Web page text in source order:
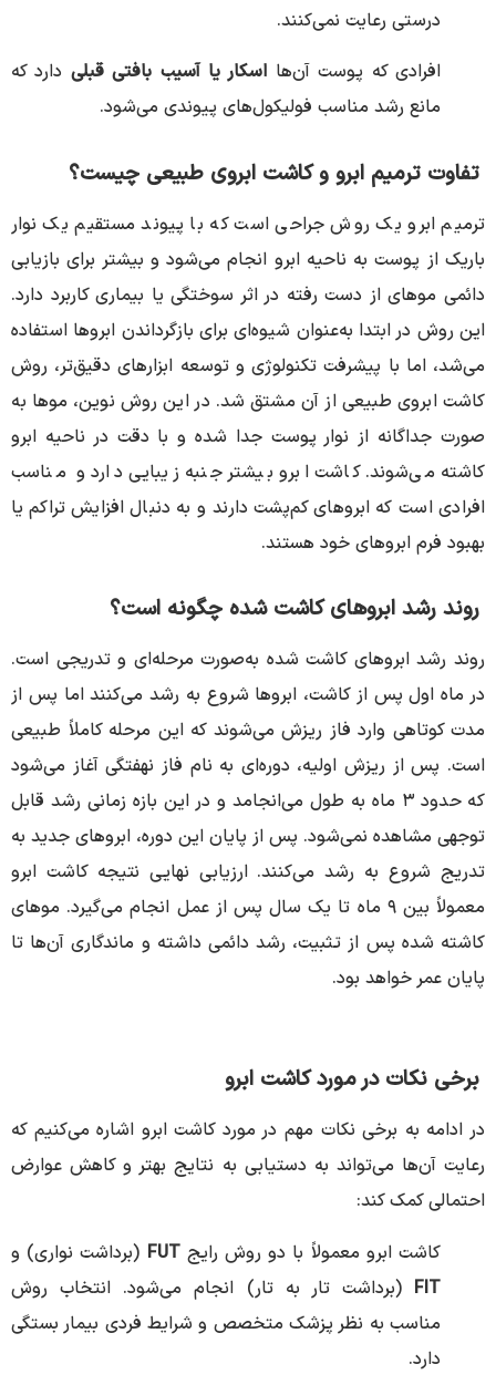
درستی رعایت نمی‌کنند.
افرادی که پوست آن‌ها اسکار یا آسیب بافتی قبلی دارد که
مانع رشد مناسب فولیکول‌های پیوندی می‌شود.
تفاوت ترمیم ابرو و کاشت ابروی طبیعی چیست؟
ترمیم ابرو یک روش جراحی است که با پیوند مستقیم یک نوار
باریک از پوست به ناحیه ابرو انجام می‌شود و بیشتر برای بازیابی
دائمی موهای از دست رفته در اثر سوختگی یا بیماری کاربرد دارد.
این روش در ابتدا به‌عنوان شیوه‌ای برای بازگرداندن ابروها استفاده
می‌شد، اما با پیشرفت تکنولوژی و توسعه ابزارهای دقیق‌تر، روش
کاشت ابروی طبیعی از آن مشتق شد. در این روش نوین، موها به
صورت جداگانه از نوار پوست جدا شده و با دقت در ناحیه ابرو
کاشته می‌شوند. کاشت ابرو بیشتر جنبه زیبایی دارد و مناسب
افرادی است که ابروهای کم‌پشت دارند و به دنبال افزایش تراکم یا
بهبود فرم ابروهای خود هستند.
روند رشد ابروهای کاشت شده چگونه است؟
روند رشد ابروهای کاشت شده به‌صورت مرحله‌ای و تدریجی است.
در ماه اول پس از کاشت، ابروها شروع به رشد می‌کنند اما پس از
مدت کوتاهی وارد فاز ریزش می‌شوند که این مرحله کاملاً طبیعی
است. پس از ریزش اولیه، دوره‌ای به نام فاز نهفتگی آغاز می‌شود
که حدود ۳ ماه به طول می‌انجامد و در این بازه زمانی رشد قابل
توجهی مشاهده نمی‌شود. پس از پایان این دوره، ابروهای جدید به
تدریج شروع به رشد می‌کنند. ارزیابی نهایی نتیجه کاشت ابرو
معمولاً بین ۹ ماه تا یک سال پس از عمل انجام می‌گیرد. موهای
کاشته شده پس از تثبیت، رشد دائمی داشته و ماندگاری آن‌ها تا
پایان عمر خواهد بود.
برخی نکات در مورد کاشت ابرو
در ادامه به برخی نکات مهم در مورد کاشت ابرو اشاره می‌کنیم که
رعایت آن‌ها می‌تواند به دستیابی به نتایج بهتر و کاهش عوارض
احتمالی کمک کند:
کاشت ابرو معمولاً با دو روش رایجFUT (برداشت نواری) و
FIT (برداشت تار به تار) انجام می‌شود. انتخاب روش
مناسب به نظر پزشک متخصص و شرایط فردی بیمار بستگی
دارد.